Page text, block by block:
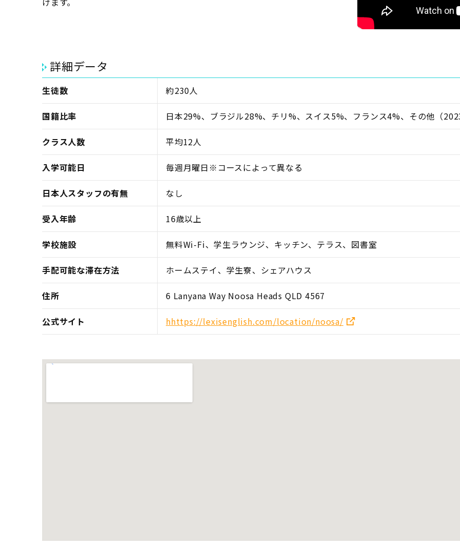
詳細データ
生徒数 約230人
国籍比率 日本29%、ブラジル28%、チリ%、スイス5%、フランス4%、その他（
クラス人数 平均12人
入学可能日 毎週月曜日※コースによって異なる
日本人スタッフの有無 なし
受入年齢 16歳以上
学校施設 無料Wi-Fi、学生ラウンジ、キッチン、テラス、図書室
手配可能な滞在方法 ホームステイ、学生寮、シェアハウス
住所 6 Lanyana Way Noosa Heads QLD 4567
公式サイト hhttps://lexisenglish.com/location/noosa/